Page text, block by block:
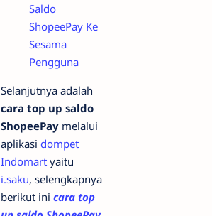
Saldo
ShopeePay Ke
Sesama
Pengguna
Selanjutnya adalah
cara top up saldo
ShopeePay melalui
aplikasi dompet
Indomart yaitu
i.saku, selengkapnya
berikut ini cara top